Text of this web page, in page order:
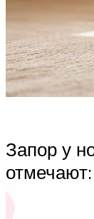
Запор у
отмечают: